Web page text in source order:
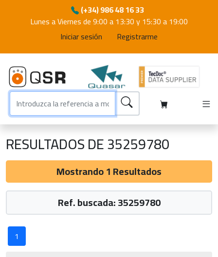
(+34) 986 48 16 33
Lunes a Viernes de 9:00 a 13:30 y 15:30 a 19:00
Iniciar sesión
Registrarme
RESULTADOS DE 35259780
Mostrando 1 Resultados
Ref. buscada: 35259780
1